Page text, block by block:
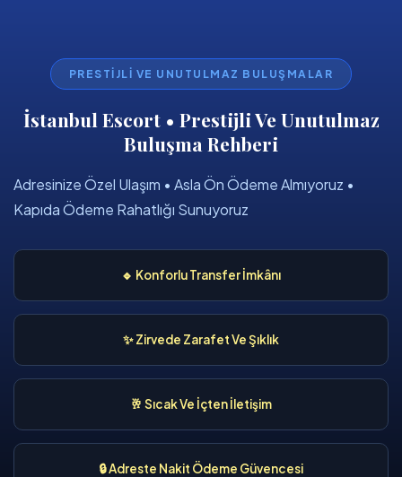
PRESTIJLI VE UNUTULMAZ BULUŞMALAR
İstanbul Escort • Prestijli Ve Unutulmaz
Buluşma Rehberi
Adresinize Özel Ulaşım • Asla Ön Ödeme Almıyoruz •
Kapıda Ödeme Rahatlığı Sunuyoruz
🔹 Konforlu Transfer İmkânı
✨ Zirvede Zarafet Ve Şıklık
🥂 Sıcak Ve İçten İletişim
🔒 Adreste Nakit Ödeme Güvencesi